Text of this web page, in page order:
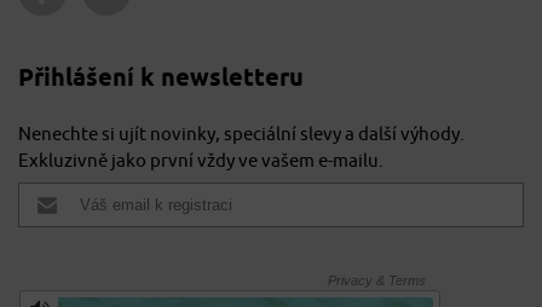
Přihlášení k newsletteru
Nenechte si ujít novinky, speciální slevy a další výhody.
Exkluzivně jako první vždy ve vašem e-mailu.